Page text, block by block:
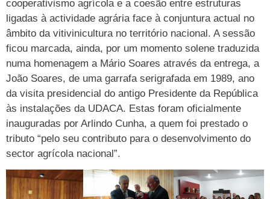
cooperativismo agrícola e a coesão entre estruturas
ligadas à actividade agrária face à conjuntura actual no
âmbito da vitivinicultura no território nacional. A sessão
ficou marcada, ainda, por um momento solene traduzida
numa homenagem a Mário Soares através da entrega, a
João Soares, de uma garrafa serigrafada em 1989, ano
da visita presidencial do antigo Presidente da República
às instalações da UDACA. Estas foram oficialmente
inauguradas por Arlindo Cunha, a quem foi prestado o
tributo “pelo seu contributo para o desenvolvimento do
sector agrícola nacional”.